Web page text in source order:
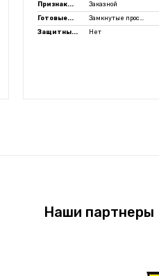
Признак...
Заказной
Готовые...
Замкнутые прос...
Защитны...
Нет
Наши партнеры